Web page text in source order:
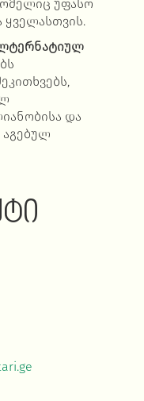
უფასო
ყველასთვის.
და
აგებულ